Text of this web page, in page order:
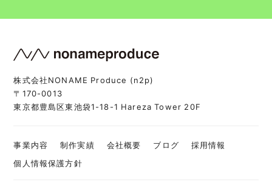
株式会社NONAME Produce (n2p)
〒170-0013
東京都豊島区東池袋1-18-1 Hareza Tower 20F
事業内容 制作実績 会社概要 ブログ
採用情報
個人情報保護方針